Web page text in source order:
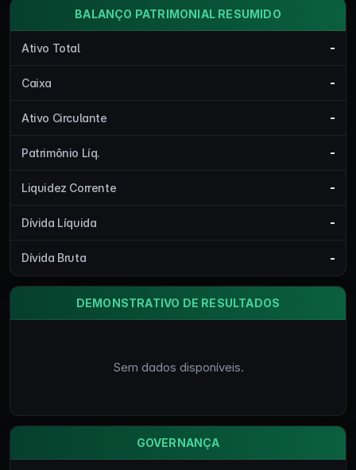
BALANÇO PATRIMONIAL RESUMIDO
Ativo Total -
Caixa -
Ativo Circulante -
Patrimônio Líq. -
Liquidez Corrente -
Dívida Líquida -
Dívida Bruta -
DEMONSTRATIVO DE RESULTADOS
Sem dados disponíveis.
GOVERNANÇA